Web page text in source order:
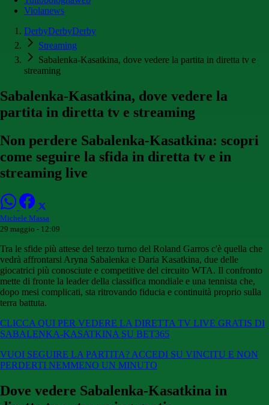
Violanews
DerbyDerbyDerby
Streaming
Sabalenka-Kasatkina, dove vedere la partita in diretta tv e
streaming
Sabalenka-Kasatkina, dove vedere la
partita in diretta tv e streaming
Non perdere Sabalenka-Kasatkina: scopri
come seguire la sfida in diretta tv e in
streaming live
Michele Massa
29 maggio - 12:09
Tra le sfide più attese del terzo turno del Roland Garros c'è quella che
vedrà affrontarsi Aryna Sabalenka e Daria Kasatkina, due delle
giocatrici più conosciute e competitive del circuito WTA. Il confronto
mette di fronte la leader della classifica mondiale e una tennista che,
dopo mesi complicati, sta ritrovando fiducia e continuità proprio sulla
terra battuta.
CLICCA QUI PER VEDERE LA DIRETTA TV LIVE GRATIS DI
SABALENKA-KASATKINA SU BET365
VUOI SEGUIRE LA PARTITA? ACCEDI SU VINCITU E NON
PERDERTI NEMMENO UN MINUTO
Dove vedere Sabalenka-Kasatkina in